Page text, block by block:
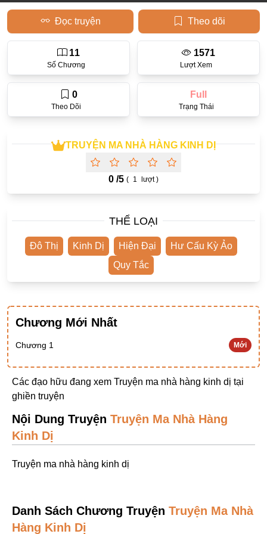
Học Đường
Điền Văn
Thanh Xuân Vườn Trường
Cưới Trước Yêu Sau
Hành Động
Phương Đông
Showbiz
Ngược Nữ
Khác
Niên Đại
Trinh Thám
Thức Tỉnh Nhân Vật
OE
SE
TRUYỆN MA NHÀ HÀNG KINH DỊ
0 /5 ( 1 lượt )
Số Chương
11
Lượt Xem
1571
Theo Dõi
0
Trạng Thái
Full
THỂ LOẠI
Đô Thị Kinh Dị Hiện Đại
Hư Cấu Kỳ Ảo
Quy Tắc
Đọc truyện Theo dõi
Chương Mới Nhất
Chương 1 Mới
Các đạo hữu đang xem Truyện ma nhà hàng kinh dị tại
ghiền truyện
Nội Dung Truyện Truyện Ma Nhà Hàng
Kinh Dị
Truyện ma nhà hàng kinh dị
Danh Sách Chương Truyện Truyện Ma Nhà
Hàng Kinh Dị